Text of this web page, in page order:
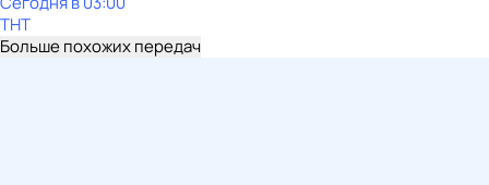
ТНТ
Больше похожих передач